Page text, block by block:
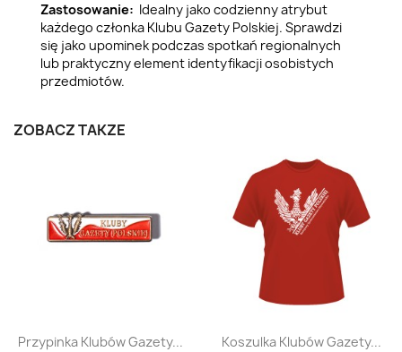
Zastosowanie: Idealny jako codzienny atrybut
każdego członka Klubu Gazety Polskiej. Sprawdzi
się jako upominek podczas spotkań regionalnych
lub praktyczny element identyfikacji osobistych
przedmiotów.
ZOBACZ TAKŻE
Szybki podgląd
Przypinka Klubów Gazety...
Szybki podgląd
Koszulka Klubów Gazety...